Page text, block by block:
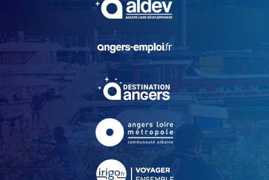
, Ouvre une nouvelle
, Ouvre une nouvelle